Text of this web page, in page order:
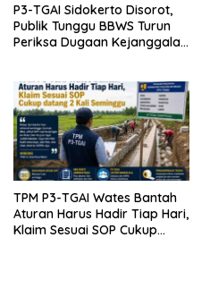
P3-TGAI Sidokerto Disorot,
Publik Tunggu BBWS Turun
Periksa Dugaan Kejanggalan
TPM P3-TGAI Wates Bantah
Aturan Harus Hadir Tiap Hari,
Klaim Sesuai SOP Cukup